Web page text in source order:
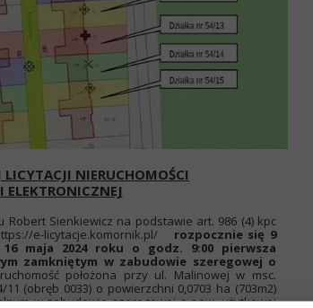
NIERUCHOMOŚCI
ELEKTRONICZNEJ
Sienkiewicz na podstawie art. 986 (4) kpc
e-licytacje.komornik.pl/
rozpocznie się 9
maja 2024 roku o godz. 9:00 pierwsza
zamkniętym w zabudowie szeregowej o
położona przy ul. Malinowej w msc.
(obręb 0033) o powierzchni 0,0703 ha (703m2)
w zabudowie szeregowej o pow. użytkowej